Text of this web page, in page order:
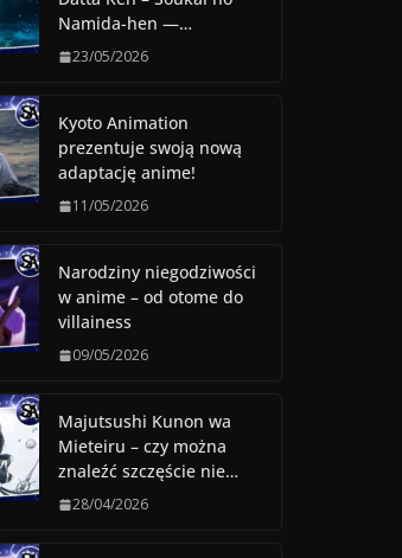
Namida-hen —…
23/05/2026
Kyoto Animation
prezentuje swoją nową
adaptację anime!
11/05/2026
Narodziny niegodziwości
w anime – od otome do
villainess
09/05/2026
Majutsushi Kunon wa
Mieteiru – czy można
znaleźć szczęście nie…
28/04/2026